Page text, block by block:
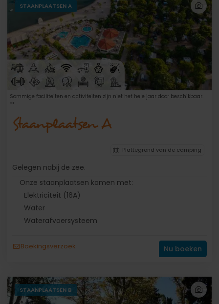
STAANPLAATSEN A
Sommige faciliteiten en activiteiten zijn niet het hele jaar door beschikbaar.
**
Staanplaatsen A
Plattegrond van de camping
Gelegen nabij de zee.
Onze staanplaatsen komen met:
Elektriciteit (16A)
Water
Waterafvoersysteem
Boekingsverzoek Nu boeken
STAANPLAATSEN B